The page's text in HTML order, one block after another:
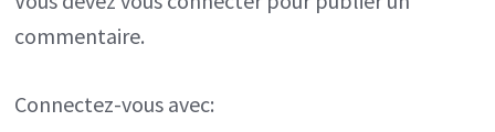
commentaire.
Connectez-vous avec: